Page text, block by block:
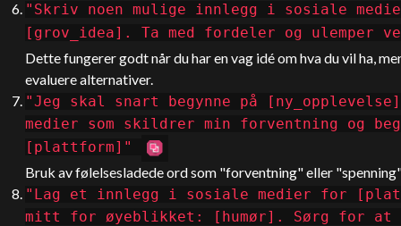
"Skriv noen mulige innlegg i sosiale
[grov_idea]. Ta med fordeler og ulemper
Dette fungerer godt når du har en vag idé om hva du vil ha,
evaluere alternativer.
"Jeg skal snart begynne på
medier som skildrer min forventning og
[plattform]"
Bruk av følelsesladede ord som "forventning" eller
"Lag et innlegg i sosiale medier for
mitt for øyeblikket: [humør]. Sørg for at